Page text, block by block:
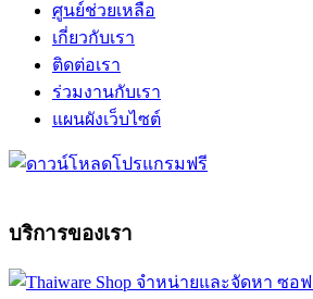
ศูนย์ช่วยเหลือ
เกี่ยวกับเรา
ติดต่อเรา
ร่วมงานกับเรา
แผนผังเว็บไซต์
บริการของเรา